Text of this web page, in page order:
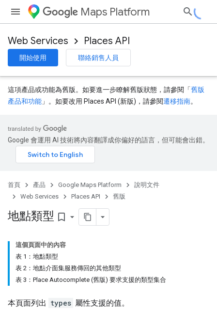
Maps Platform
Web Services Places API
開始使用 聯絡銷售人員
這項產品或功能為舊版。如要進一步瞭解舊版狀態，請參閱「舊版
產品和功能 」。如要改用 Places API (新版)，請參閱遷移指南。
Google 會運用 AI 技術將內容翻譯成你偏好的語言，但可能會出錯。
首頁 產品 Google Maps Platform
說明文件
Web Services
Places API 舊版
地點類型 bookmark_border
這個頁面中的內容
表 1：地點類型
表 2：地點介面集服務傳回的其他類型
表 3：Place Autocomplete (舊版) 要求支援的類型集合
本頁面列出 types 屬性支援的值。